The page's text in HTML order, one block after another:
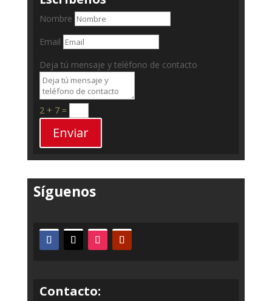
Nombre
Email
Deja tú mensaje y teléfono de contacto
2 + 7=
Enviar
Síguenos
Contacto: